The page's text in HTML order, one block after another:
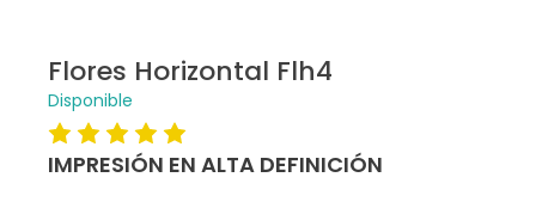
Flores Horizontal Flh4
Disponible
IMPRESIÓN EN ALTA DEFINICIÓN